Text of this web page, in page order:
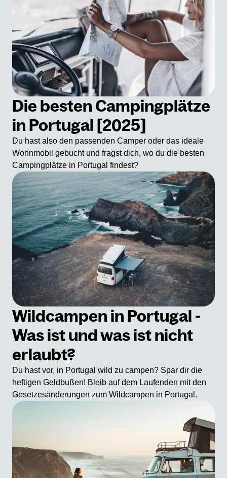
Die besten Campingplätze
in Portugal [2025]
Du hast also den passenden Camper oder das ideale
Wohnmobil gebucht und fragst dich, wo du die besten
Campingplätze in Portugal findest?
Wildcampen in Portugal -
Was ist und was ist nicht
erlaubt?
Du hast vor, in Portugal wild zu campen? Spar dir die
heftigen Geldbußen! Bleib auf dem Laufenden mit den
Gesetzesänderungen zum Wildcampen in Portugal.